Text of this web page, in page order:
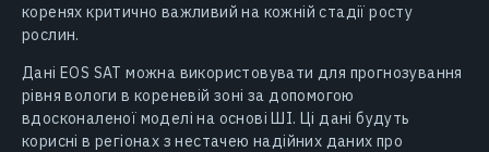
коренях критично важливий на кожній стадії росту
рослин.
Дані EOS SAT можна використовувати для прогнозування
рівня вологи в кореневій зоні за допомогою
вдосконаленої моделі на основі ШІ. Ці дані будуть
корисні в регіонах з нестачею надійних даних про